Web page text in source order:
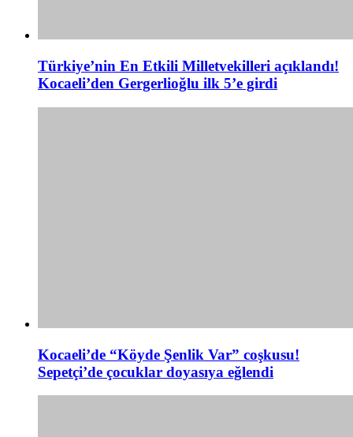
Türkiye’nin En Etkili Milletvekilleri açıklandı!
Kocaeli’den Gergerlioğlu ilk 5’e girdi
Kocaeli’de “Köyde Şenlik Var” coşkusu!
Sepetçi’de çocuklar doyasıya eğlendi